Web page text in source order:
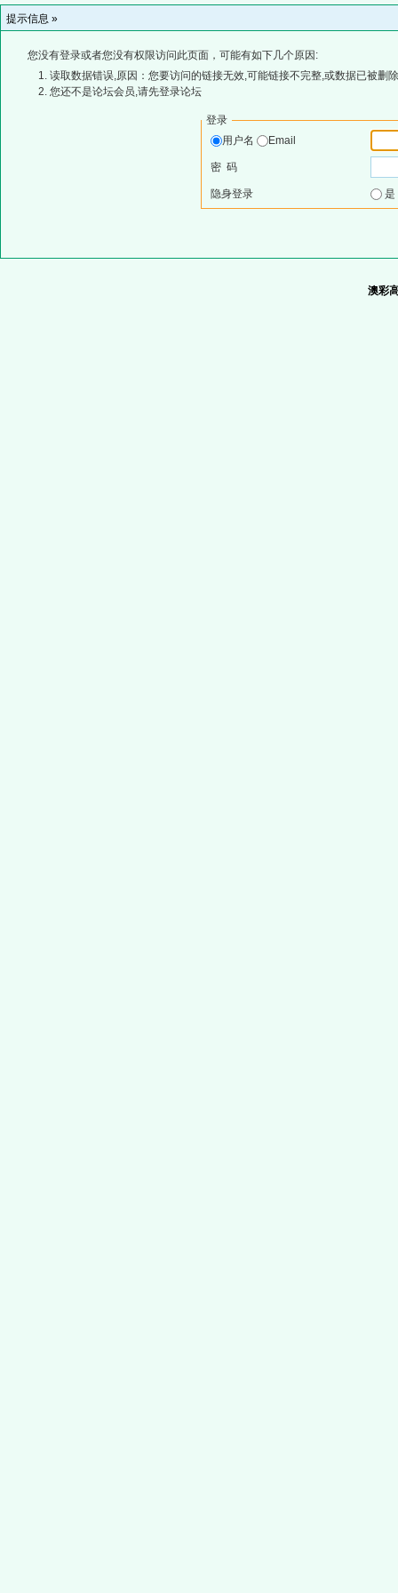
提示信息 »
您没有登录或者您没有权限访问此页面，可能有如下几个原因:
读取数据错误,原因：您要访问的链接无效,可能链接不完整,或数据已被删
您还不是论坛会员,请先登录论坛
登录
用户名
Email
密 码
隐身登录
澳彩